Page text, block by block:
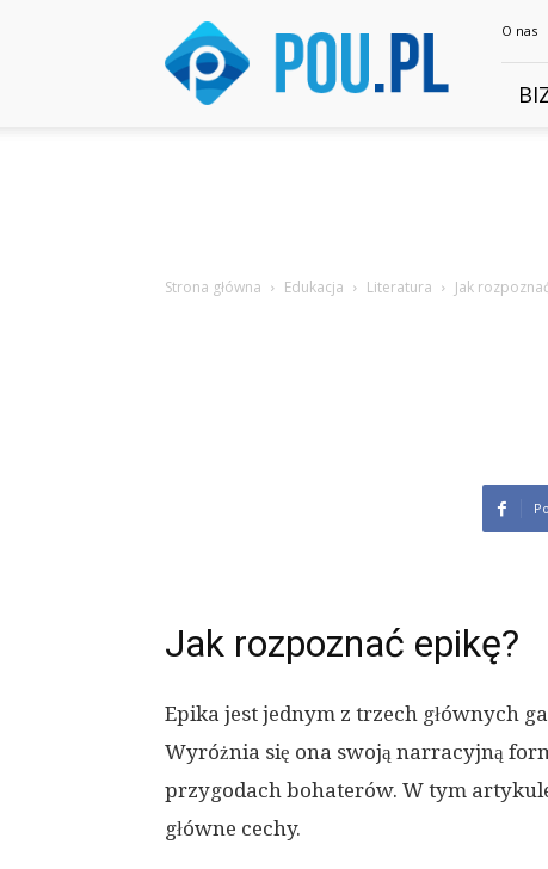
Pou.pl
O nas
Strona główna Edukacja Literatura Jak
Jak rozpoznać epikę?
Epika jest jednym z trzech głównych
Wyróżnia się ona swoją narracyjną
przygodach bohaterów. W tym
główne cechy.